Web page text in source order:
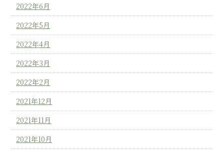
2022年6月
2022年5月
2022年4月
2022年3月
2022年2月
2021年12月
2021年11月
2021年10月